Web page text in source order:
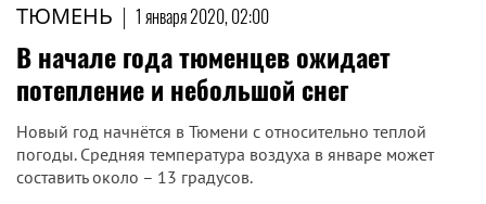
ТЮМЕНЬ | 1 января 2020, 02:00
В начале года тюменцев ожидает
потепление и небольшой снег
Новый год начнётся в Тюмени с относительно теплой
погоды. Средняя температура воздуха в январе может
составить около – 13 градусов.